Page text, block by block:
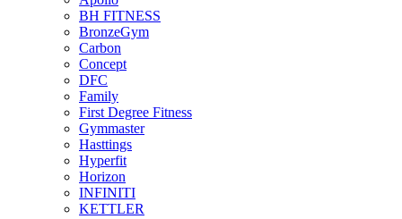
BH FITNESS
BronzeGym
Carbon
Concept
DFC
Family
First Degree Fitness
Gymmaster
Hasttings
Hyperfit
Horizon
INFINITI
KETTLER